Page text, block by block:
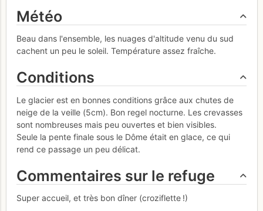
Météo
Beau dans l'ensemble, les nuages d'altitude venu du sud
cachent un peu le soleil. Température assez fraîche.
Conditions
Le glacier est en bonnes conditions grâce aux chutes de
neige de la veille (5cm). Bon regel nocturne. Les crevasses
sont nombreuses mais peu ouvertes et bien visibles.
Seule la pente finale sous le Dôme était en glace, ce qui
rend ce passage un peu délicat.
Commentaires sur le refuge
Super accueil, et très bon dîner (croziflette !)